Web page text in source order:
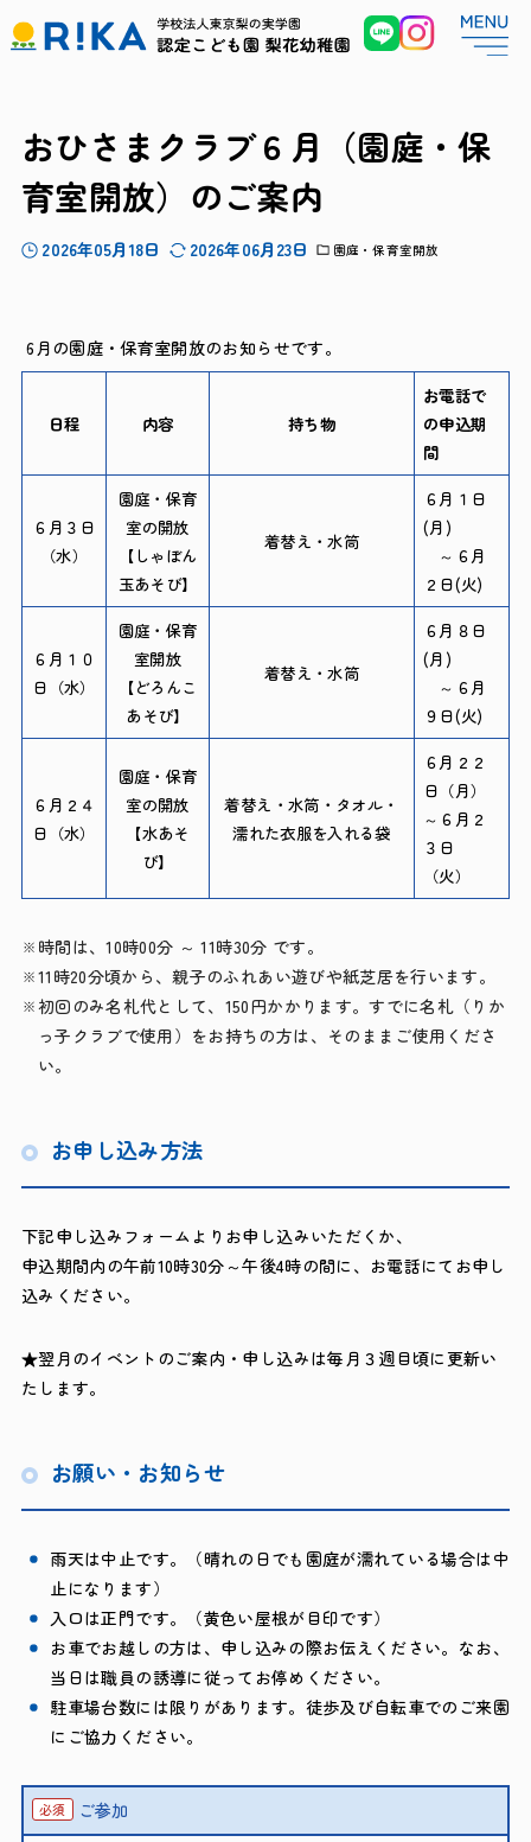
おひさまクラブ６月（園庭・保
育室開放）のご案内
2026年05月18日 2026年06月23日 園庭・保育室開放
6月の園庭・保育室開放のお知らせです。
日程 内容 持ち物
お電話で
の申込期
間
６月３日
（水）
園庭・保育
室の開放
【しゃぼん
玉あそび】
着替え・水筒
６月１日
(月)
～６月
２日(火)
６月１０
日（水）
園庭・保育
室開放
【どろんこ
あそび】
着替え・水筒
６月８日
(月)
～６月
９日(火)
６月２４
日（水）
園庭・保育
室の開放
【水あそ
び】
着替え・水筒・タオル・
濡れた衣服を入れる袋
６月２２
日（月）
～６月２
３日
（火）
時間は、10時00分 ～ 11時30分 です。
11時20分頃から、親子のふれあい遊びや紙芝居を行います。
初回のみ名札代として、150円かかります。すでに名札（りか
っ子クラブで使用）をお持ちの方は、そのままご使用くださ
い。
お申し込み方法
下記申し込みフォームよりお申し込みいただくか、
申込期間内の午前10時30分～午後4時の間に、お電話にてお申し
込みください。
★翌月のイベントのご案内・申し込みは毎月３週目頃に更新い
たします。
お願い・お知らせ
雨天は中止です。（晴れの日でも園庭が濡れている場合は中
止になります）
入口は正門です。（黄色い屋根が目印です）
お車でお越しの方は、申し込みの際お伝えください。なお、
当日は職員の誘導に従ってお停めください。
駐車場台数には限りがあります。徒歩及び自転車でのご来園
にご協力ください。
必須 ご参加